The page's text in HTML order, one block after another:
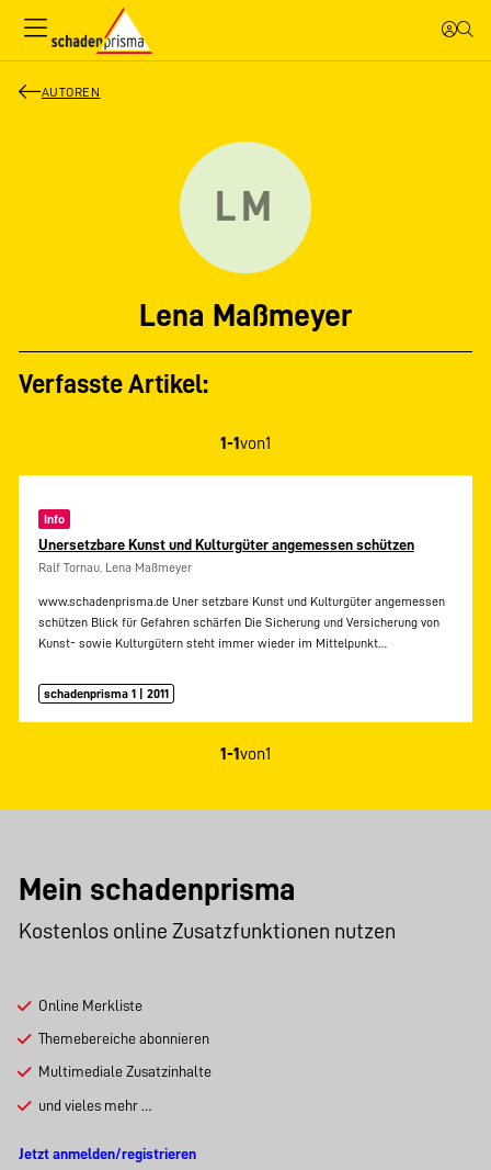
AUTOREN
LM
Lena Maßmeyer
Verfasste Artikel:
1-1von1
Info
Unersetzbare Kunst und Kulturgüter angemessen schützen
Ralf Tornau, Lena Maßmeyer
www.schadenprisma.de Uner setzbare Kunst und Kulturgüter angemessen
schützen Blick für Gefahren schärfen Die Sicherung und Versicherung von
Kunst- sowie Kulturgütern steht immer wieder im Mittelpunkt…
schadenprisma 1 | 2011
1-1von1
Mein schadenprisma
Kostenlos online Zusatzfunktionen nutzen
Online Merkliste
Themebereiche abonnieren
Multimediale Zusatzinhalte
und vieles mehr …
Jetzt anmelden/registrieren